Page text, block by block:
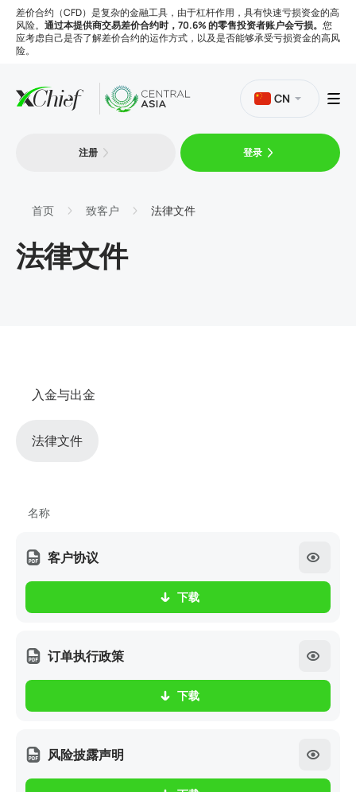
差价合约（CFD）是复杂的金融工具，由于杠杆作用，具有快速亏损资金的高
风险。 通过本提供商交易差价合约时，70.6% 的零售投资者账户会亏损。 您
应考虑自己是否了解差价合约的运作方式，以及是否能够承受亏损资金的高风
险。
平台
工具
CN
注册 登录
首页 致客户 法律文件
法律文件
入金与出金
法律文件
名称
客户协议
下载
订单执行政策
下载
风险披露声明